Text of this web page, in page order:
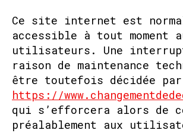
Ce site internet est
accessible à tout moment
utilisateurs. Une
raison de maintenance
être toutefois décidée par
https://
qui s’efforcera alors de
préalablement aux